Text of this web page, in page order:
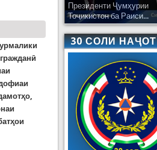
Президенти Ҷумҳурии
Тоҷикистон ба Раиси...
30 СОЛИ НАҶОТ